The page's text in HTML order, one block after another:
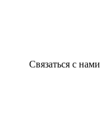
Связаться с нами